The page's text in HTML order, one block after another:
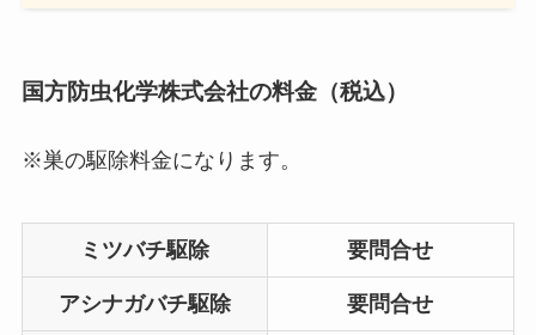
国方防虫化学株式会社の料金（税込）
※巣の駆除料金になります。
ミツバチ駆除 要問合せ
アシナガバチ駆除 要問合せ